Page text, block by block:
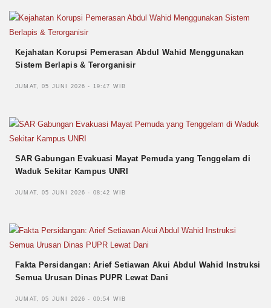
Kejahatan Korupsi Pemerasan Abdul Wahid Menggunakan
Sistem Berlapis & Terorganisir
JUMAT, 05 JUNI 2026 - 19:47 WIB
SAR Gabungan Evakuasi Mayat Pemuda yang Tenggelam di
Waduk Sekitar Kampus UNRI
JUMAT, 05 JUNI 2026 - 08:42 WIB
Fakta Persidangan: Arief Setiawan Akui Abdul Wahid Instruksi
Semua Urusan Dinas PUPR Lewat Dani
JUMAT, 05 JUNI 2026 - 00:54 WIB